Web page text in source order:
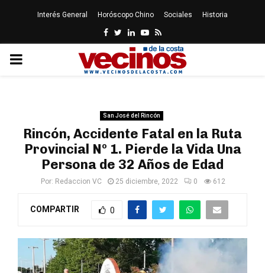
Interés General Horóscopo Chino Sociales Historia
Facebook
Twitter
LinkedinYoutube
Rss
PRIMARY
San José del Rincón
Rincón, Accidente Fatal en la Ruta
Provincial Nº 1. Pierde la Vida Una
Persona de 32 Años de Edad
Por: Redaccion VC 25 diciembre, 2022 0 612
COMPARTIR 0